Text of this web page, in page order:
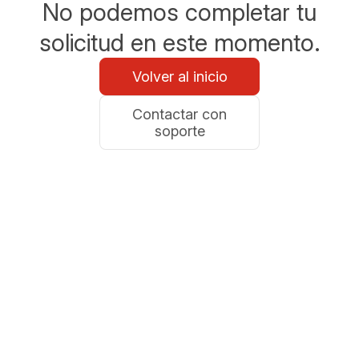
No podemos completar tu
solicitud en este momento.
Volver al inicio
Contactar con
soporte